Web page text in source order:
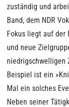
zuständig und
Band, dem NDR
Fokus liegt auf der
und neue
niedrigschwelligen
Beispiel ist ein
Mal ein solches
Neben seiner